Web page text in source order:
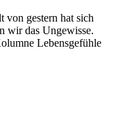
von gestern hat sich
wir das Ungewisse.
Lebensgefühle